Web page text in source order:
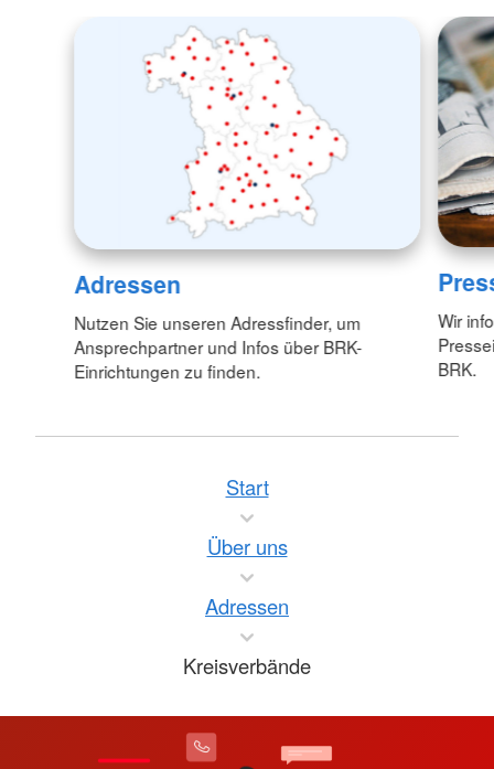
Adressen
Nutzen Sie unseren Adressfinder, um
Ansprechpartner und Infos über BRK-
Einrichtungen zu finden.
Wir
BRK.
Start
Über uns
Adressen
Kreisverbände